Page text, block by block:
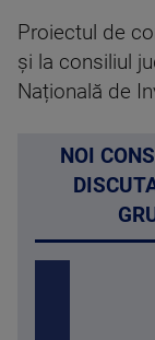
Proiectul de
și la consiliul
Națională de
NOI